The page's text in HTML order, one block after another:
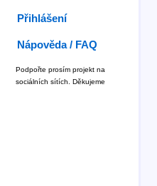
Přihlášení
Nápověda / FAQ
Podpořte prosím projekt na
sociálních sítích. Děkujeme